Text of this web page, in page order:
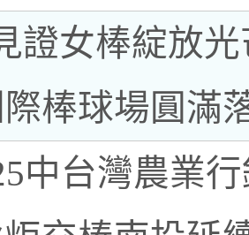
證女棒綻放
棒球場圓滿
中台灣農業